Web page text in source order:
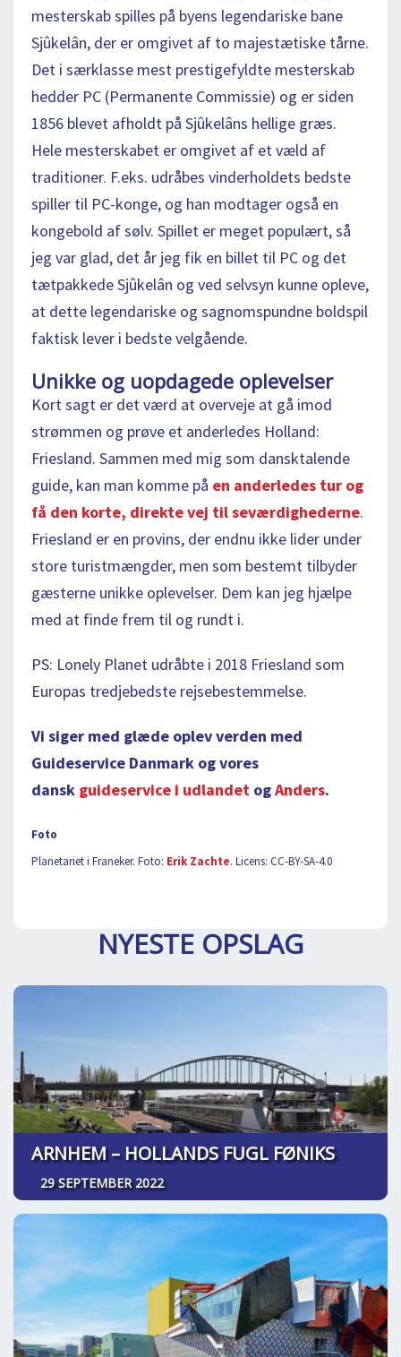
mesterskab spilles på byens legendariske bane
Sjûkelân, der er omgivet af to majestætiske tårne.
Det i særklasse mest prestigefyldte mesterskab
hedder PC (Permanente Commissie) og er siden
1856 blevet afholdt på Sjûkelâns hellige græs.
Hele mesterskabet er omgivet af et væld af
traditioner. F.eks. udråbes vinderholdets bedste
spiller til PC-konge, og han modtager også en
kongebold af sølv. Spillet er meget populært, så
jeg var glad, det år jeg fik en billet til PC og det
tætpakkede Sjûkelân og ved selvsyn kunne opleve,
at dette legendariske og sagnomspundne boldspil
faktisk lever i bedste velgående.
Unikke og uopdagede oplevelser
Kort sagt er det værd at overveje at gå imod
strømmen og prøve et anderledes Holland:
Friesland. Sammen med mig som dansktalende
guide, kan man komme på en anderledes tur og
få den korte, direkte vej til seværdighederne.
Friesland er en provins, der endnu ikke lider under
store turistmængder, men som bestemt tilbyder
gæsterne unikke oplevelser. Dem kan jeg hjælpe
med at finde frem til og rundt i.
PS: Lonely Planet udråbte i 2018 Friesland som
Europas tredjebedste rejsebestemmelse.
Vi siger med glæde oplev verden med
Guideservice Danmark og vores
dansk guideservice i udlandet ogAnders.
Foto
Planetariet i Franeker. Foto: Erik Zachte. Licens: CC-BY-SA-4.0
NYESTE OPSLAG
ARNHEM – HOLLANDS FUGL FØNIKS
29 SEPTEMBER 2022